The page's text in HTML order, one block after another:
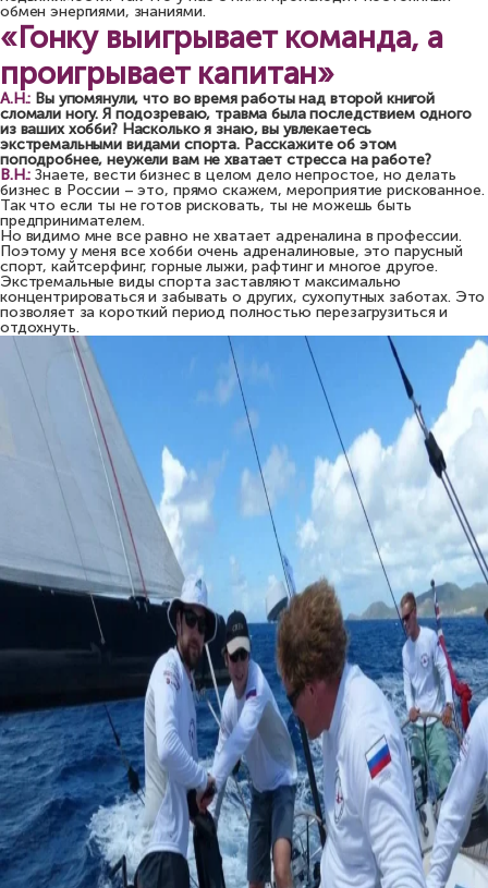
обмен энергиями, знаниями.
«Гонку выигрывает команда, а
проигрывает капитан»
А.Н.: Вы упомянули, что во время работы над второй книгой
сломали ногу. Я подозреваю, травма была последствием одного
из ваших хобби? Насколько я знаю, вы увлекаетесь
экстремальными видами спорта. Расскажите об этом
поподробнее, неужели вам не хватает стресса на работе?
В.Н.: Знаете, вести бизнес в целом дело непростое, но делать
бизнес в России – это, прямо скажем, мероприятие рискованное.
Так что если ты не готов рисковать, ты не можешь быть
предпринимателем.
Но видимо мне все равно не хватает адреналина в профессии.
Поэтому у меня все хобби очень адреналиновые, это парусный
спорт, кайтсерфинг, горные лыжи, рафтинг и многое другое.
Экстремальные виды спорта заставляют максимально
концентрироваться и забывать о других, сухопутных заботах. Это
позволяет за короткий период полностью перезагрузиться и
отдохнуть.